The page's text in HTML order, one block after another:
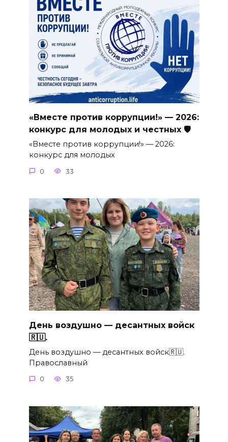
«Вместе против коррупции!» — 2026:
конкурс для молодых и честных 🛡
«Вместе против коррупции!» — 2026:
конкурс для молодых
0 33
День воздушно — десантных войск
🇷🇺.
День воздушно — десантных войск🇷🇺.
Православный
0 35